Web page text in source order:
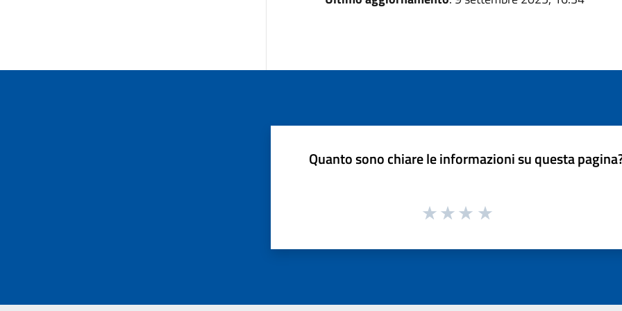
Quanto sono chiare le informazioni su questa